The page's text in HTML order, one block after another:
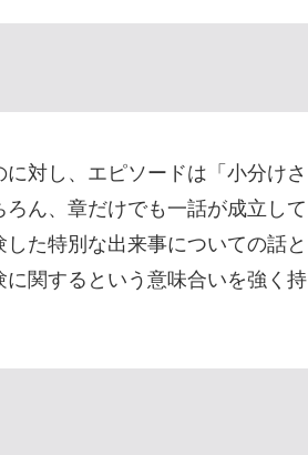
対し、エピソードは「小分けさ
ん、章だけでも一話が成立して
た特別な出来事についての話と
関するという意味合いを強く持